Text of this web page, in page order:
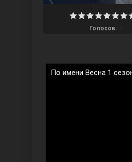
Голосов:
По имени Весна 1